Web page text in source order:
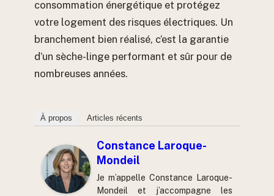
consommation énergétique et protégez
votre logement des risques électriques. Un
branchement bien réalisé, c’est la garantie
d’un sèche-linge performant et sûr pour de
nombreuses années.
À propos Articles récents
Constance Laroque-
Mondeil
Je m’appelle Constance Laroque-
Mondeil et j’accompagne les